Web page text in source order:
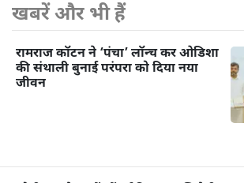
खबरें और भी हैं
रामराज कॉटन ने ‘पंचा’ लॉन्च कर ओडिशा
की संथाली बुनाई परंपरा को दिया नया
जीवन